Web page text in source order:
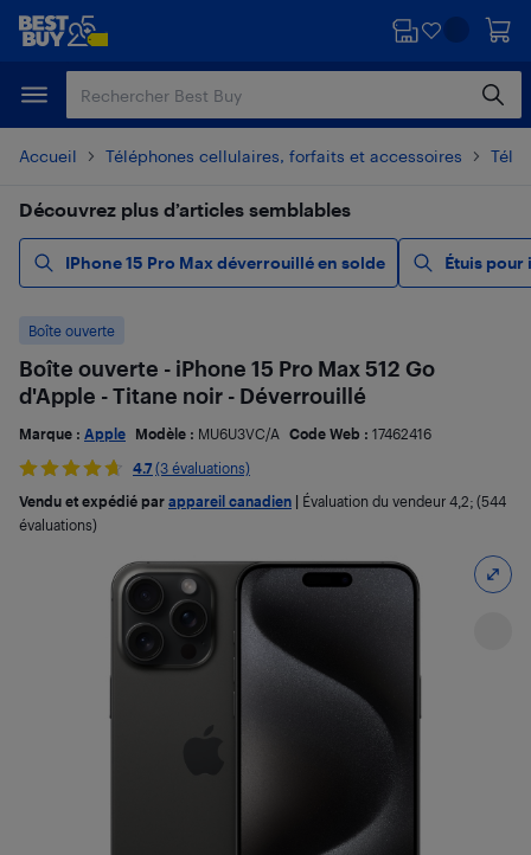
Passer
principal
Passer
Accueil Téléphones cellulaires, forfaits et accessoires
Découvrez plus d’articles semblables
IPhone 15 Pro Max déverrouillé en solde Étuis pour
Boîte ouverte
Boîte ouverte - iPhone 15 Pro Max 512 Go
d'Apple - Titane noir - Déverrouillé
Marque : Apple Modèle : MU6U3VC/A Code Web : 17462416
4.7 (3 évaluations)
Vendu et expédié par appareil canadien Évaluation du vendeur 4,2; (544
évaluations)